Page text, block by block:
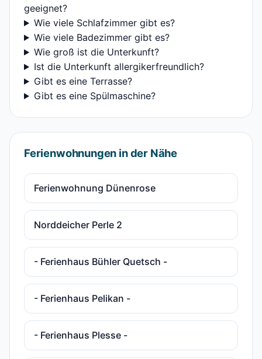
geeignet?
Wie viele Schlafzimmer gibt es?
Wie viele Badezimmer gibt es?
Wie groß ist die Unterkunft?
Ist die Unterkunft allergikerfreundlich?
Gibt es eine Terrasse?
Gibt es eine Spülmaschine?
Ferienwohnungen in der Nähe
Ferienwohnung Dünenrose
Norddeicher Perle 2
- Ferienhaus Bühler Quetsch -
- Ferienhaus Pelikan -
- Ferienhaus Plesse -